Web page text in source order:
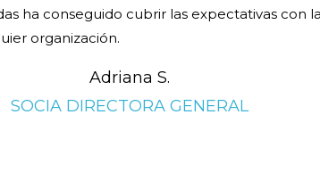
ha conseguido cubrir las expectativas con
organización.
Adriana S.
SOCIA DIRECTORA GENERAL